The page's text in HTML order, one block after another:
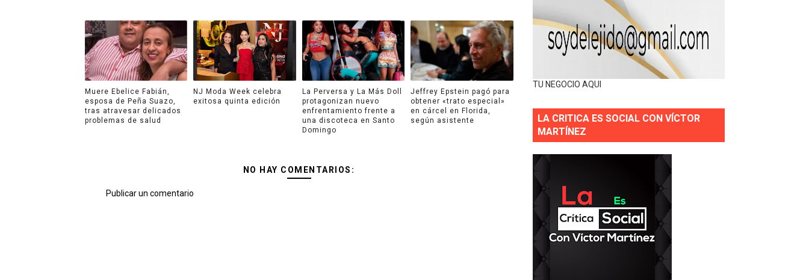
Muere Ebelice Fabián,
esposa de Peña Suazo,
tras atravesar delicados
problemas de salud
NJ Moda Week celebra
exitosa quinta edición
La Perversa y La Más Doll
protagonizan nuevo
enfrentamiento frente a
una discoteca en Santo
Domingo
Jeffrey Epstein pagó para
obtener «trato especial»
en cárcel en Florida,
según asistente
NO HAY COMENTARIOS:
Publicar un comentario
TU NEGOCIO AQUI
LA CRITICA ES SOCIAL CON VÍCTOR
MARTÍNEZ